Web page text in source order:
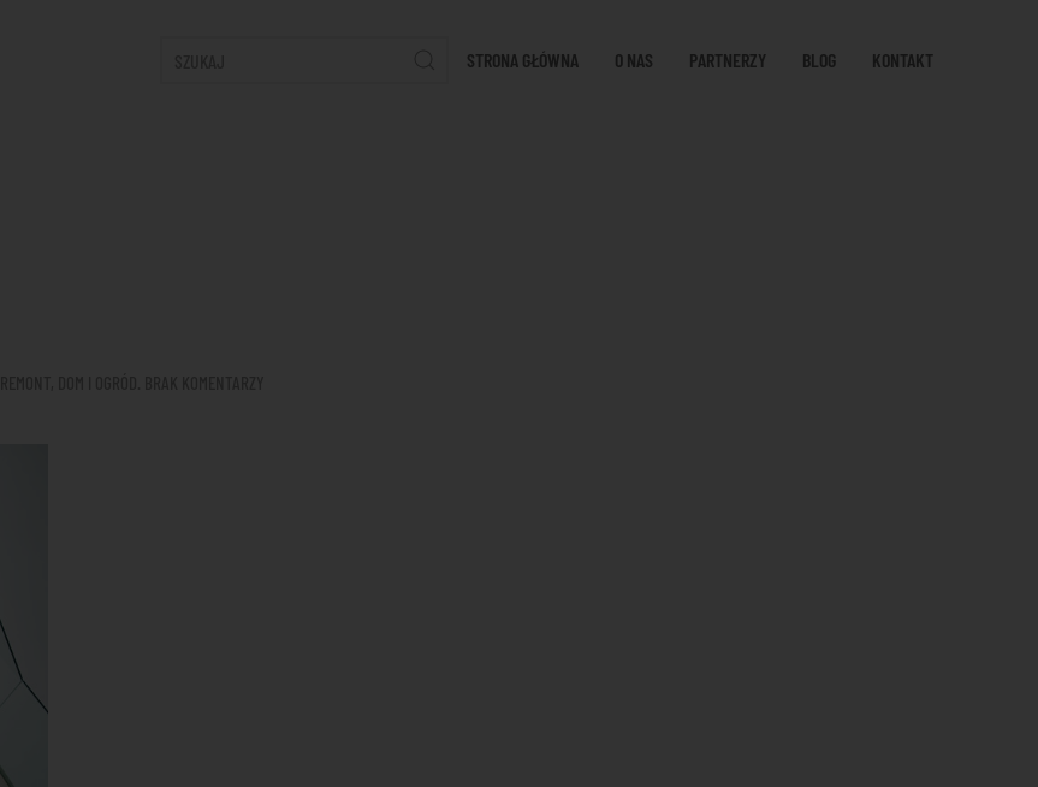
STRONA GŁÓWNA O NAS PARTNERZY BLOG KONTAKT